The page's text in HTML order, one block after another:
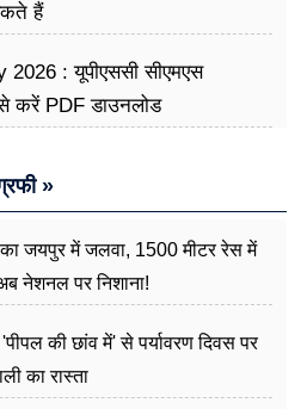
हैं
: यूपीएससी सीएमएस
करें PDF डाउनलोड
»
जयपुर में जलवा, 1500 मीटर रेस में
नेशनल पर निशाना!
'पीपल की छांव में' से पर्यावरण दिवस पर
का रास्ता